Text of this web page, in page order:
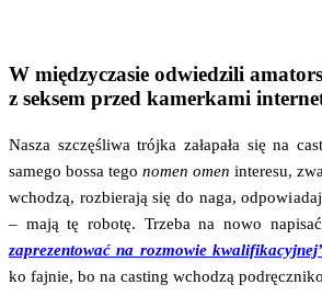
W międzyczasie odwiedzili
z seksem przed kamerkami
Nasza szczę­śli­wa trój­ka zała­pa­ła się na
same­go bos­sa tego nomen omen inte­re­su,
wcho­dzą, roz­bie­ra­ją się do naga,
– mają tę robo­tę. Trze­ba na nowo
zapre­zen­to­wać na roz­mo­wie
ko faj­nie, bo na casting wcho­dzą